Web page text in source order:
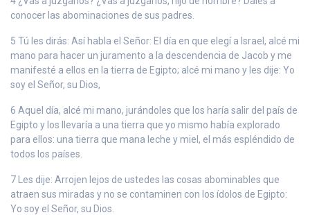
conocer las abominaciones de sus padres.
5 Tú les dirás: Así habla el Señor: El día en que elegí a Israel, alcé mi
mano para hacer un juramento a la descendencia de Jacob y me
manifesté a ellos en la tierra de Egipto; alcé mi mano y les dije: Yo
soy el Señor, su Dios,
6 Aquel día, alcé mi mano, jurándoles que los haría salir del país de
Egipto y los llevaría a una tierra que yo mismo había explorado
para ellos: una tierra que mana leche y miel, el más espléndido de
todos los países.
7 Les dije: Arrojen lejos de ustedes las cosas abominables que
atraen sus miradas y no se contaminen con los ídolos de Egipto:
Yo soy el Señor, su Dios.